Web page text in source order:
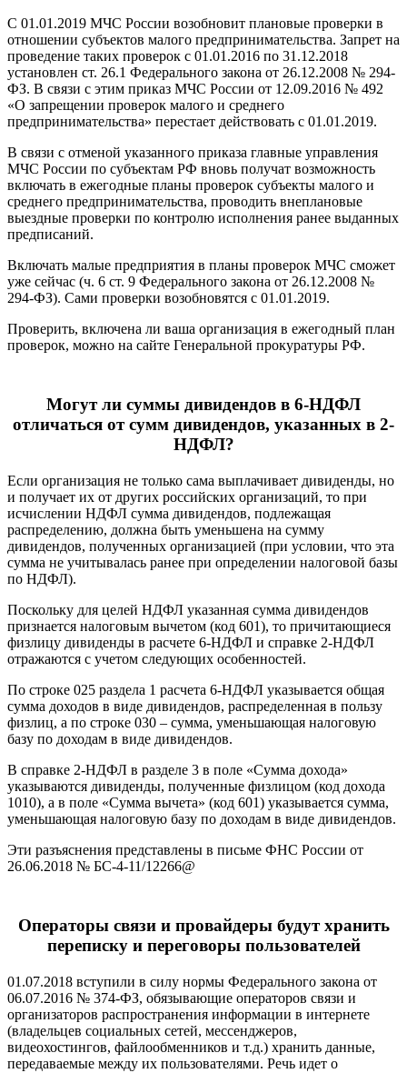
С 01.01.2019 МЧС России возобновит плановые проверки в
отношении субъектов малого предпринимательства. Запрет на
проведение таких проверок с 01.01.2016 по 31.12.2018
установлен ст. 26.1 Федерального закона от 26.12.2008 № 294-
ФЗ. В связи с этим приказ МЧС России от 12.09.2016 № 492
«О запрещении проверок малого и среднего
предпринимательства» перестает действовать с 01.01.2019.
В связи с отменой указанного приказа главные управления
МЧС России по субъектам РФ вновь получат возможность
включать в ежегодные планы проверок субъекты малого и
среднего предпринимательства, проводить внеплановые
выездные проверки по контролю исполнения ранее выданных
предписаний.
Включать малые предприятия в планы проверок МЧС сможет
уже сейчас (ч. 6 ст. 9 Федерального закона от 26.12.2008 №
294-ФЗ). Сами проверки возобновятся с 01.01.2019.
Проверить, включена ли ваша организация в ежегодный план
проверок, можно на сайте Генеральной прокуратуры РФ.
Могут ли суммы дивидендов в 6-НДФЛ
отличаться от сумм дивидендов, указанных в 2-
НДФЛ?
Если организация не только сама выплачивает дивиденды, но
и получает их от других российских организаций, то при
исчислении НДФЛ сумма дивидендов, подлежащая
распределению, должна быть уменьшена на сумму
дивидендов, полученных организацией (при условии, что эта
сумма не учитывалась ранее при определении налоговой базы
по НДФЛ).
Поскольку для целей НДФЛ указанная сумма дивидендов
признается налоговым вычетом (код 601), то причитающиеся
физлицу дивиденды в расчете 6-НДФЛ и справке 2-НДФЛ
отражаются с учетом следующих особенностей.
По строке 025 раздела 1 расчета 6-НДФЛ указывается общая
сумма доходов в виде дивидендов, распределенная в пользу
физлиц, а по строке 030 – сумма, уменьшающая налоговую
базу по доходам в виде дивидендов.
В справке 2-НДФЛ в разделе 3 в поле «Сумма дохода»
указываются дивиденды, полученные физлицом (код дохода
1010), а в поле «Сумма вычета» (код 601) указывается сумма,
уменьшающая налоговую базу по доходам в виде дивидендов.
Эти разъяснения представлены в письме ФНС России от
26.06.2018 № БС-4-11/12266@
Операторы связи и провайдеры будут хранить
переписку и переговоры пользователей
01.07.2018 вступили в силу нормы Федерального закона от
06.07.2016 № 374-ФЗ, обязывающие операторов связи и
организаторов распространения информации в интернете
(владельцев социальных сетей, мессенджеров,
видеохостингов, файлообменников и т.д.) хранить данные,
передаваемые между их пользователями. Речь идет о